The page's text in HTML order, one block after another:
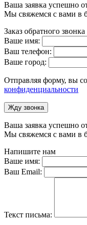
Ваша заявка успешно
Мы свяжемся с вами в
Заказ обратного звонка
Ваше имя:
Ваш телефон:
Ваше город:
Отправляя форму, вы
конфиденциальности
Жду звонка
Ваша заявка успешно
Мы свяжемся с вами в
Напишите нам
Ваше имя:
Ваш Email:
Текст письма: